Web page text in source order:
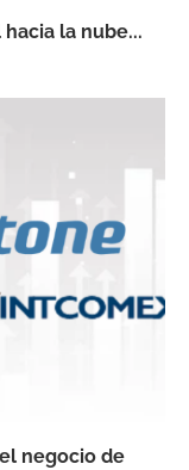
la nube...
negocio de